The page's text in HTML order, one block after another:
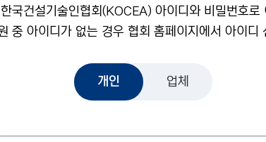
국건설기술인협회(KOCEA) 아이디와 비밀번호로
중 아이디가 없는 경우 협회 홈페이지에서 아이디
개인 업체